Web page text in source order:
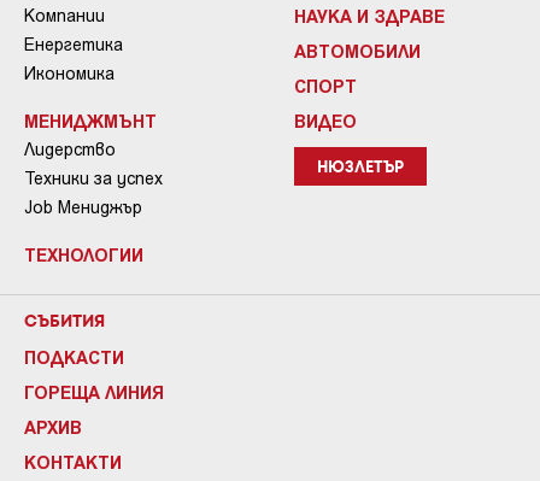
Компании
Енергетика
Икономика
МЕНИДЖМЪНТ
Лидерство
Техники за успех
Job Мениджър
ТЕХНОЛОГИИ
НАУКА И ЗДРАВЕ
АВТОМОБИЛИ
СПОРТ
ВИДЕО
НЮЗЛЕТЪР
СЪБИТИЯ
ПОДКАСТИ
ГОРЕЩА ЛИНИЯ
АРХИВ
КОНТАКТИ